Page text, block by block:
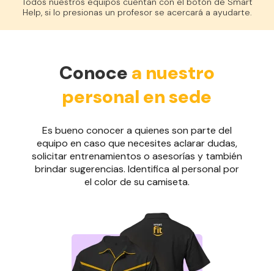
Help, si lo presionas un profesor se acercará a ayudarte.
Conoce a nuestro
personal en sede
Es bueno conocer a quienes son parte del
equipo en caso que necesites aclarar dudas,
solicitar entrenamientos o asesorías y también
brindar sugerencias. Identifica al personal por
el color de su camiseta.